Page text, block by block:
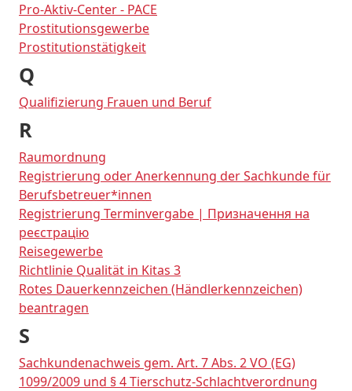
Pro-Aktiv-Center - PACE
Prostitutionsgewerbe
Prostitutionstätigkeit
Q
Qualifizierung Frauen und Beruf
R
Raumordnung
Registrierung oder Anerkennung der Sachkunde für
Berufsbetreuer*innen
Registrierung Terminvergabe | Призначення на
реєстрацію
Reisegewerbe
Richtlinie Qualität in Kitas 3
Rotes Dauerkennzeichen (Händlerkennzeichen)
beantragen
S
Sachkundenachweis gem. Art. 7 Abs. 2 VO (EG)
1099/2009 und § 4 Tierschutz-Schlachtverordnung